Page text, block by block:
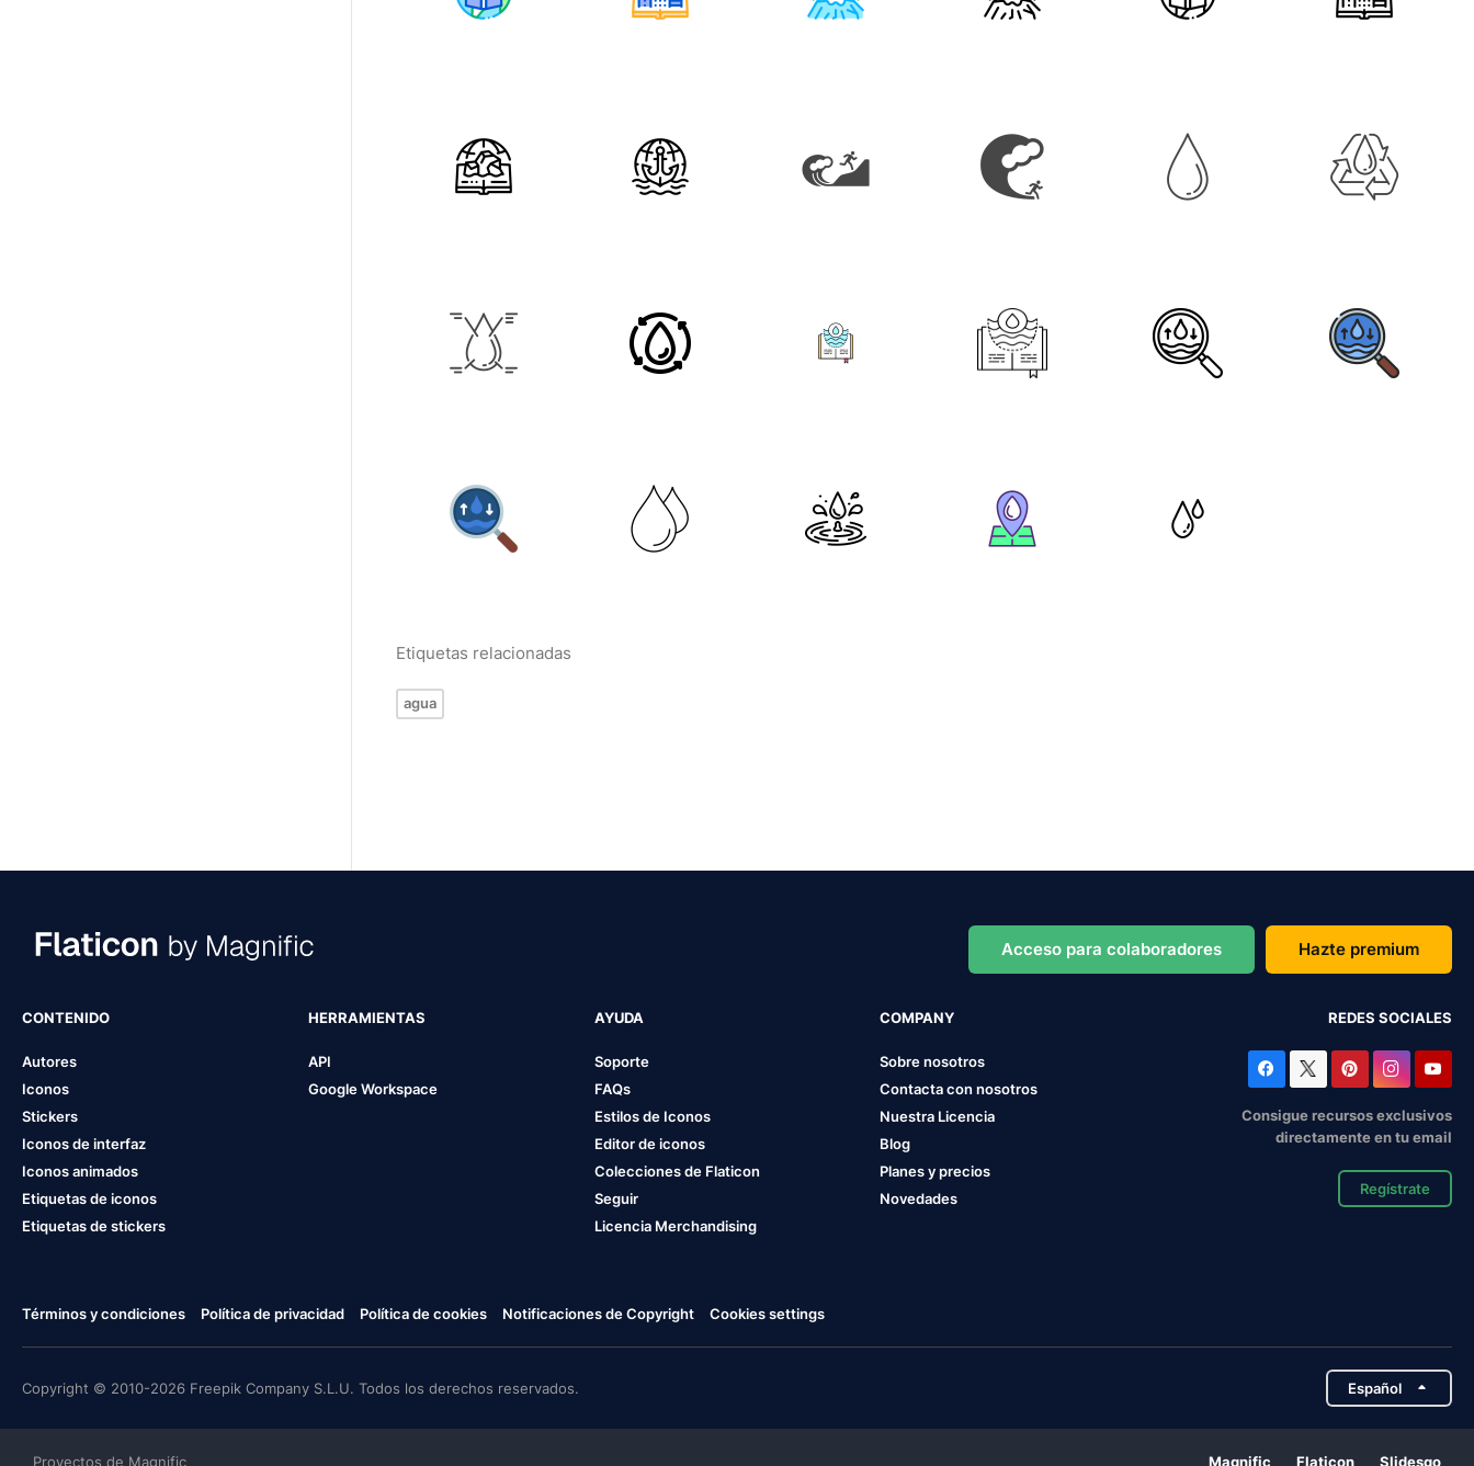
Etiquetas relacionadas
agua
Acceso para colaboradores Hazte premium
CONTENIDO
Autores
Iconos
Stickers
Iconos de interfaz
Iconos animados
Etiquetas de iconos
Etiquetas de stickers
HERRAMIENTAS
API
Google Workspace
AYUDA
Soporte
FAQs
Estilos de Iconos
Editor de iconos
Colecciones de Flaticon
Seguir
Licencia Merchandising
COMPANY
Sobre nosotros
Contacta con nosotros
Nuestra Licencia
Blog
Planes y precios
Novedades
REDES SOCIALES
Consigue recursos exclusivos
directamente en tu email
Regístrate
Términos y condiciones Política de privacidad Política de cookies Notificaciones de Copyright Cookies settings
Copyright © 2010-2026 Freepik Company S.L.U. Todos los derechos reservados. Español
Proyectos de Magnific Magnific Flaticon Slidesgo